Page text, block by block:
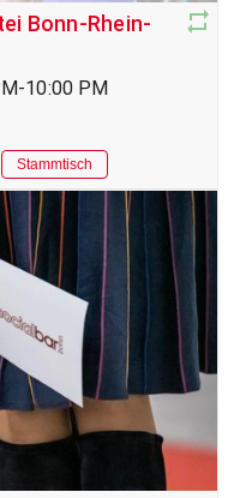
Bonn-Rhein-
10:00 PM
Stammtisch